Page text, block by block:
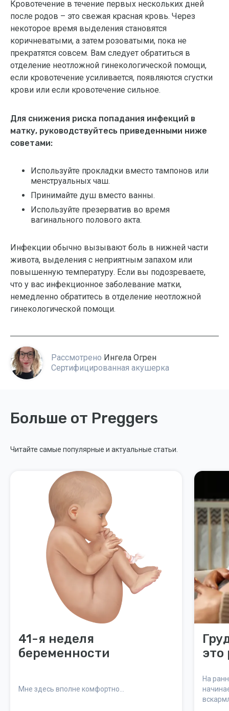
Кровотечение в течение первых нескольких дней
после родов – это свежая красная кровь. Через
некоторое время выделения становятся
коричневатыми, а затем розоватыми, пока не
прекратятся совсем. Вам следует обратиться в
отделение неотложной гинекологической помощи,
если кровотечение усиливается, появляются сгустки
крови или если кровотечение сильное.
Для снижения риска попадания инфекций в
матку, руководствуйтесь приведенными ниже
советами:
Используйте прокладки вместо тампонов или
менструальных чаш.
Принимайте душ вместо ванны.
Используйте презерватив во время
вагинального полового акта.
Инфекции обычно вызывают боль в нижней части
живота, выделения с неприятным запахом или
повышенную температуру. Если вы подозреваете,
что у вас инфекционное заболевание матки,
немедленно обратитесь в отделение неотложной
гинекологической помощи.
Рассмотрено Ингела Огрен
Сертифицированная акушерка
Больше от Preggers
Читайте самые популярные и актуальные статьи.
41-я неделя
беременности
Мне здесь вполне комфортно...
это
На